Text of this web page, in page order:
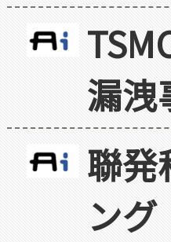
漏洩
聯発
ン